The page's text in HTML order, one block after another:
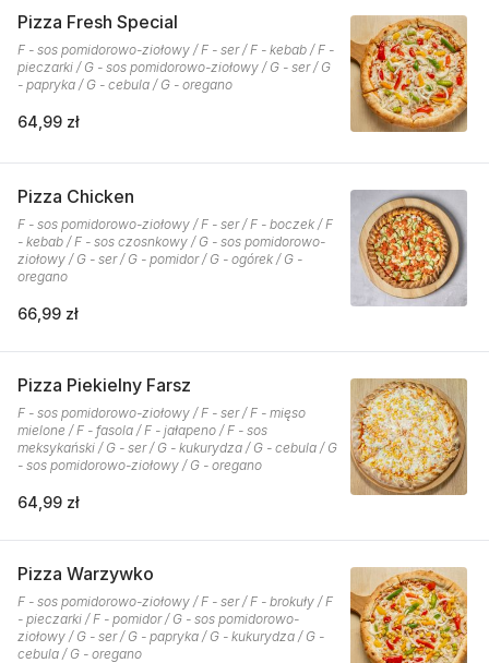
Pizza Fresh Special
F - sos pomidorowo-ziołowy / F - ser / F - kebab / F -
pieczarki / G - sos pomidorowo-ziołowy / G - ser / G
- papryka / G - cebula / G - oregano
64,99 zł
Pizza Chicken
F - sos pomidorowo-ziołowy / F - ser / F - boczek / F
- kebab / F - sos czosnkowy / G - sos pomidorowo-
ziołowy / G - ser / G - pomidor / G - ogórek / G -
oregano
66,99 zł
Pizza Piekielny Farsz
F - sos pomidorowo-ziołowy / F - ser / F - mięso
mielone / F - fasola / F - jałapeno / F - sos
meksykański / G - ser / G - kukurydza / G - cebula / G
- sos pomidorowo-ziołowy / G - oregano
64,99 zł
Pizza Warzywko
F - sos pomidorowo-ziołowy / F - ser / F - brokuły / F
- pieczarki / F - pomidor / G - sos pomidorowo-
ziołowy / G - ser / G - papryka / G - kukurydza / G -
cebula / G - oregano